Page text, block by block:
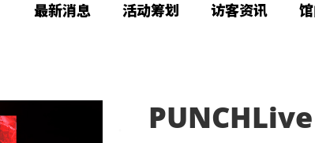
最新消息 活动筹划 访客资讯